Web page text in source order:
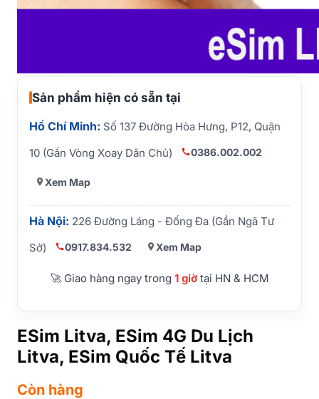
Sản phẩm hiện có sẵn tại
Hồ Chí Minh: Số 137 Đường Hòa Hưng, P12, Quận
10 (Gần Vòng Xoay Dân Chủ)
0386.002.002
Xem Map
Hà Nội: 226 Đường Láng - Đống Đa (Gần Ngã Tư
Sở)
0917.834.532 Xem Map
🚀 Giao hàng ngay trong 1 giờtại HN & HCM
ESim Litva, ESim 4G Du Lịch
Litva, ESim Quốc Tế Litva
Còn hàng